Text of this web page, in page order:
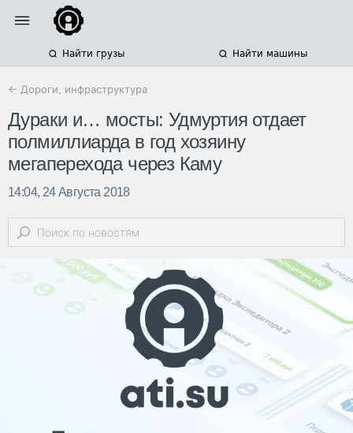
Найти грузы Найти машины
← Дороги, инфраструктура
Дураки и… мосты: Удмуртия отдает
полмиллиарда в год хозяину
мегаперехода через Каму
14:04, 24 Августа 2018